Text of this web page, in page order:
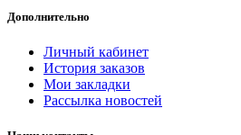
Дополнительно
Личный кабинет
История заказов
Мои закладки
Рассылка новостей